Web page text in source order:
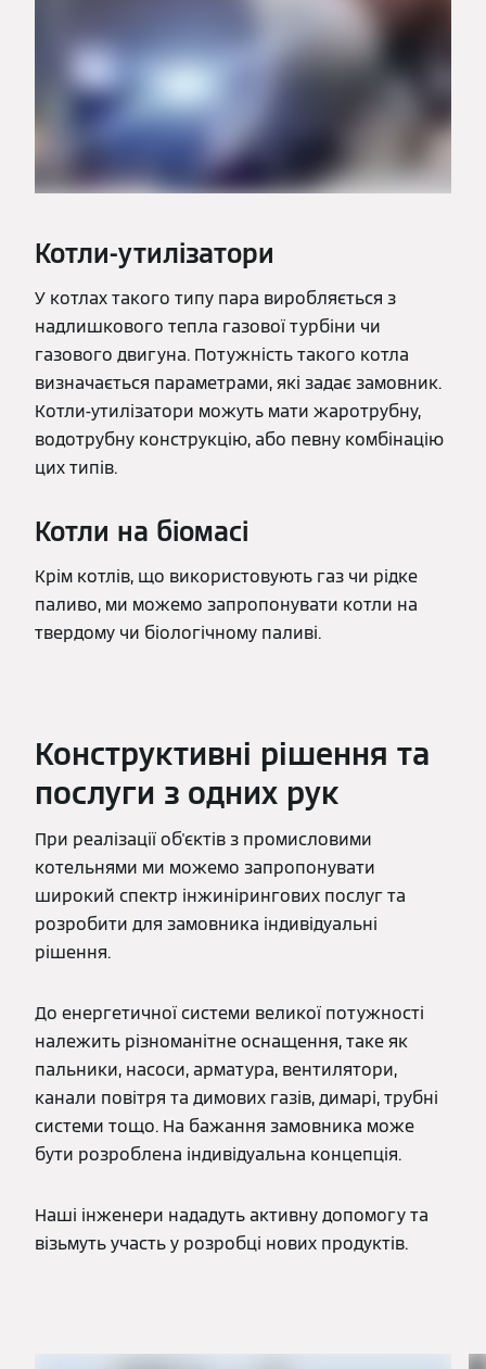
Котли-утилізатори
У котлах такого типу пара виробляється з
надлишкового тепла газової турбіни чи
газового двигуна. Потужність такого котла
визначається параметрами, які задає замовник.
Котли-утилізатори можуть мати жаротрубну,
водотрубну конструкцію, або певну комбінацію
цих типів.
Котли на біомасі
Крім котлів, що використовують газ чи рідке
паливо, ми можемо запропонувати котли на
твердому чи біологічному паливі.
Конструктивні рішення та
послуги з одних рук
При реалізації об'єктів з промисловими
котельнями ми можемо запропонувати
широкий спектр інжинірингових послуг та
розробити для замовника індивідуальні
рішення.
До енергетичної системи великої потужності
належить різноманітне оснащення, таке як
пальники, насоси, арматура, вентилятори,
канали повітря та димових газів, димарі, трубні
системи тощо. На бажання замовника може
бути розроблена індивідуальна концепція.
Наші інженери нададуть активну допомогу та
візьмуть участь у розробці нових продуктів.